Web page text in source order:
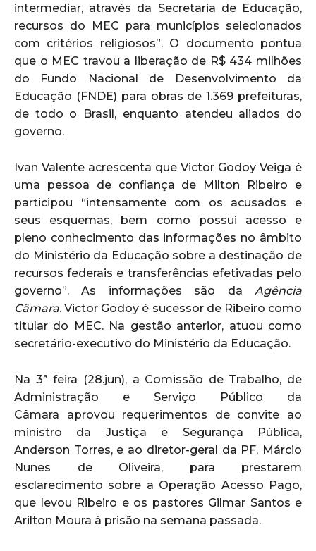
intermediar, através da Secretaria de Educação,
recursos do MEC para municípios selecionados
com critérios religiosos”. O documento pontua
que o MEC travou a liberação de R$ 434 milhões
do Fundo Nacional de Desenvolvimento da
Educação (FNDE) para obras de 1.369 prefeituras,
de todo o Brasil, enquanto atendeu aliados do
governo.
Ivan Valente acrescenta que Victor Godoy Veiga é
uma pessoa de confiança de Milton Ribeiro e
participou “intensamente com os acusados e
seus esquemas, bem como possui acesso e
pleno conhecimento das informações no âmbito
do Ministério da Educação sobre a destinação de
recursos federais e transferências efetivadas pelo
governo”. As informações são da Agência
Câmara. Victor Godoy é sucessor de Ribeiro como
titular do MEC. Na gestão anterior, atuou como
secretário-executivo do Ministério da Educação.
Na 3ª feira (28.jun), a Comissão de Trabalho, de
Administração e Serviço Público da
Câmara aprovou requerimentos de convite ao
ministro da Justiça e Segurança Pública,
Anderson Torres, e ao diretor-geral da PF, Márcio
Nunes de Oliveira, para prestarem
esclarecimento sobre a Operação Acesso Pago,
que levou Ribeiro e os pastores Gilmar Santos e
Arilton Moura à prisão na semana passada.